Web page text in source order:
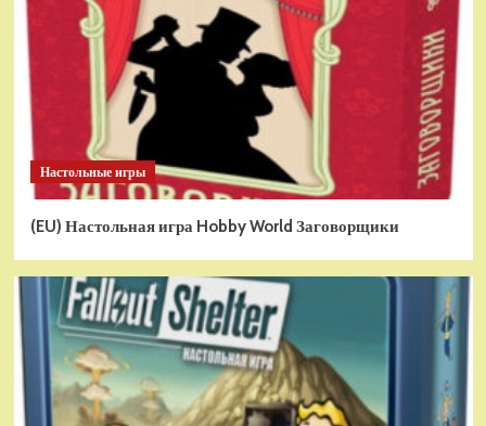
Настольные игры
(EU) Настольная игра Hobby World Заговорщики